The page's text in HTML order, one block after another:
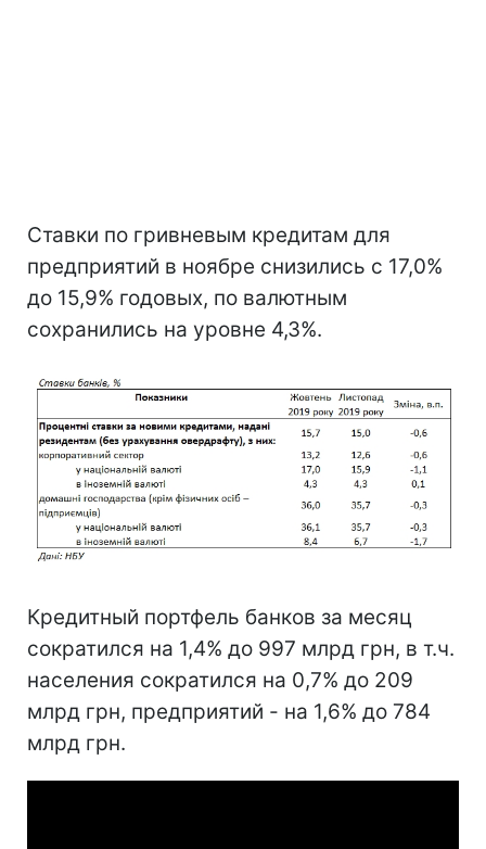
Ставки по гривневым кредитам для
предприятий в ноябре снизились с 17,0%
до 15,9% годовых, по валютным
сохранились на уровне 4,3%.
Кредитный портфель банков за месяц
сократился на 1,4% до 997 млрд грн, в т.ч.
населения сократился на 0,7% до 209
млрд грн, предприятий - на 1,6% до 784
млрд грн.